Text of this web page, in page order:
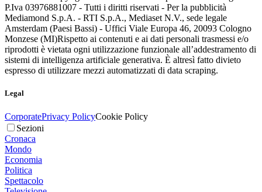
P.Iva 03976881007 - Tutti i diritti riservati - Per la pubblicità
Mediamond S.p.A. - RTI S.p.A., Mediaset N.V., sede legale
Amsterdam (Paesi Bassi) - Uffici Viale Europa 46, 20093 Cologno
Monzese (MI)Rispetto ai contenuti e ai dati personali trasmessi e/o
riprodotti è vietata ogni utilizzazione funzionale all’addestramento di
sistemi di intelligenza artificiale generativa. È altresì fatto divieto
espresso di utilizzare mezzi automatizzati di data scraping.
Legal
CorporatePrivacy PolicyCookie Policy
Sezioni
Cronaca
Mondo
Economia
Politica
Spettacolo